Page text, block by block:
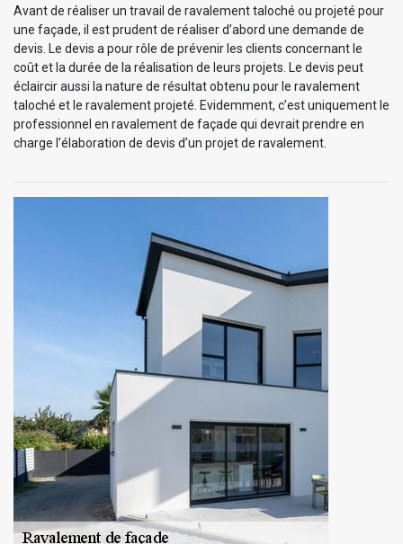
Avant de réaliser un travail de ravalement taloché ou projeté pour
une façade, il est prudent de réaliser d’abord une demande de
devis. Le devis a pour rôle de prévenir les clients concernant le
coût et la durée de la réalisation de leurs projets. Le devis peut
éclaircir aussi la nature de résultat obtenu pour le ravalement
taloché et le ravalement projeté. Evidemment, c’est uniquement le
professionnel en ravalement de façade qui devrait prendre en
charge l’élaboration de devis d’un projet de ravalement.